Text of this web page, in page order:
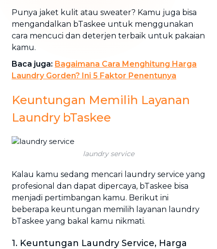
Punya jaket kulit atau sweater? Kamu juga bisa
mengandalkan bTaskee untuk menggunakan
cara mencuci dan deterjen terbaik untuk pakaian
kamu.
Baca juga: Bagaimana Cara Menghitung Harga
Laundry Gorden? Ini 5 Faktor Penentunya
Keuntungan Memilih Layanan
Laundry bTaskee
laundry service
Kalau kamu sedang mencari laundry service yang
profesional dan dapat dipercaya, bTaskee bisa
menjadi pertimbangan kamu. Berikut ini
beberapa keuntungan memilih layanan laundry
bTaskee yang bakal kamu nikmati.
1. Keuntungan Laundry Service, Harga